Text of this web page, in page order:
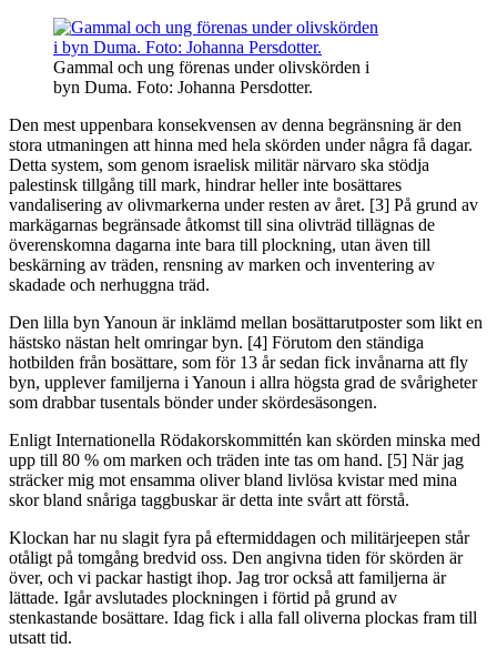
Gammal och ung förenas under olivskörden i
byn Duma. Foto: Johanna Persdotter.
Den mest uppenbara konsekvensen av denna begränsning är den
stora utmaningen att hinna med hela skörden under några få dagar.
Detta system, som genom israelisk militär närvaro ska stödja
palestinsk tillgång till mark, hindrar heller inte bosättares
vandalisering av olivmarkerna under resten av året. [3] På grund av
markägarnas begränsade åtkomst till sina olivträd tillägnas de
överenskomna dagarna inte bara till plockning, utan även till
beskärning av träden, rensning av marken och inventering av
skadade och nerhuggna träd.
Den lilla byn Yanoun är inklämd mellan bosättarutposter som likt en
hästsko nästan helt omringar byn. [4] Förutom den ständiga
hotbilden från bosättare, som för 13 år sedan fick invånarna att fly
byn, upplever familjerna i Yanoun i allra högsta grad de svårigheter
som drabbar tusentals bönder under skördesäsongen.
Enligt Internationella Rödakorskommittén kan skörden minska med
upp till 80 % om marken och träden inte tas om hand. [5] När jag
sträcker mig mot ensamma oliver bland livlösa kvistar med mina
skor bland snåriga taggbuskar är detta inte svårt att förstå.
Klockan har nu slagit fyra på eftermiddagen och militärjeepen står
otåligt på tomgång bredvid oss. Den angivna tiden för skörden är
över, och vi packar hastigt ihop. Jag tror också att familjerna är
lättade. Igår avslutades plockningen i förtid på grund av
stenkastande bosättare. Idag fick i alla fall oliverna plockas fram till
utsatt tid.